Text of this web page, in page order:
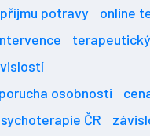
potravy
online
osobnosti
ČR